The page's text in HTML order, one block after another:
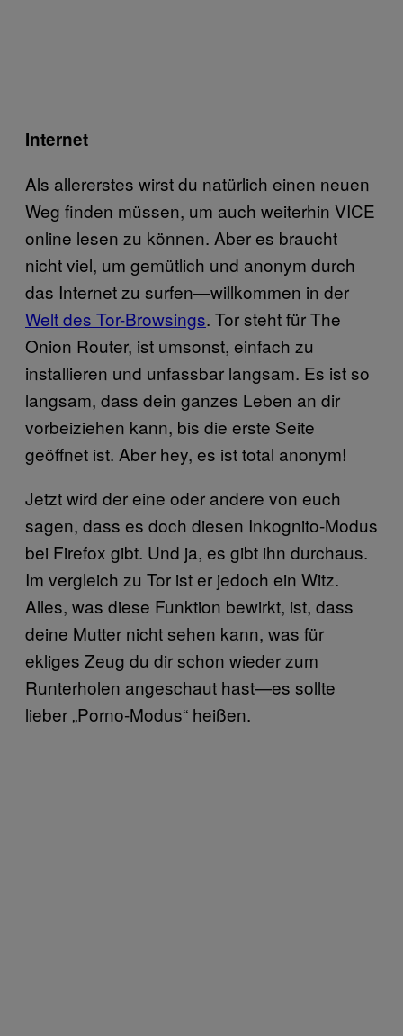
Internet
Als allererstes wirst du natürlich einen neuen
Weg finden müssen, um auch weiterhin VICE
online lesen zu können. Aber es braucht
nicht viel, um gemütlich und anonym durch
das Internet zu surfen—willkommen in der
Welt des Tor-Browsings. Tor steht für The
Onion Router, ist umsonst, einfach zu
installieren und unfassbar langsam. Es ist so
langsam, dass dein ganzes Leben an dir
vorbeiziehen kann, bis die erste Seite
geöffnet ist. Aber hey, es ist total anonym!
Jetzt wird der eine oder andere von euch
sagen, dass es doch diesen Inkognito-Modus
bei Firefox gibt. Und ja, es gibt ihn durchaus.
Im vergleich zu Tor ist er jedoch ein Witz.
Alles, was diese Funktion bewirkt, ist, dass
deine Mutter nicht sehen kann, was für
ekliges Zeug du dir schon wieder zum
Runterholen angeschaut hast—es sollte
lieber „Porno-Modus“ heißen.